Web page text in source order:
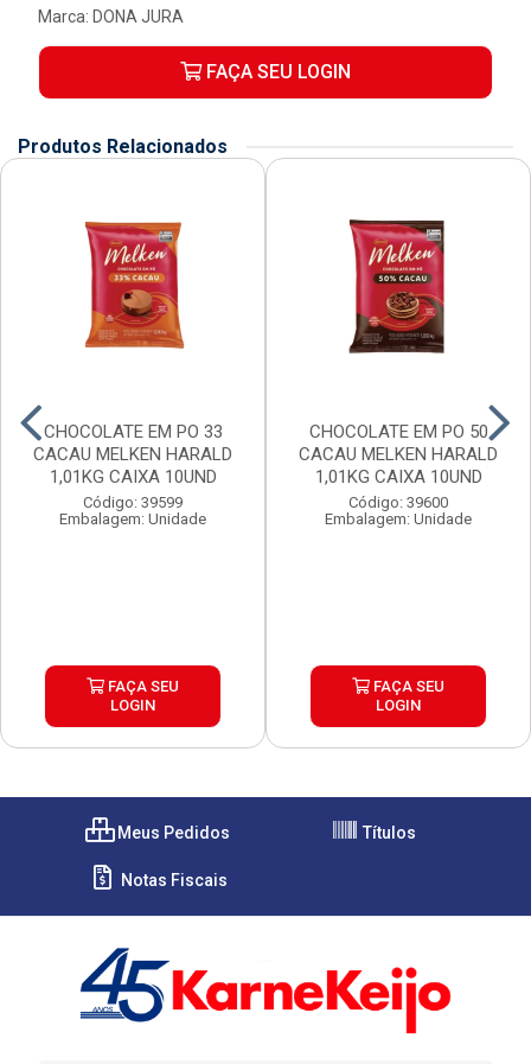
Marca: DONA JURA
FAÇA SEU LOGIN
Produtos Relacionados
CHOCOLATE EM PO 33
CACAU MELKEN HARALD
1,01KG CAIXA 10UND
Código: 39599
Embalagem: Unidade
FAÇA SEU
LOGIN
CHOCOLATE EM PO 50
CACAU MELKEN HARALD
1,01KG CAIXA 10UND
Código: 39600
Embalagem: Unidade
FAÇA SEU
LOGIN
Meus Pedidos Títulos
Notas Fiscais